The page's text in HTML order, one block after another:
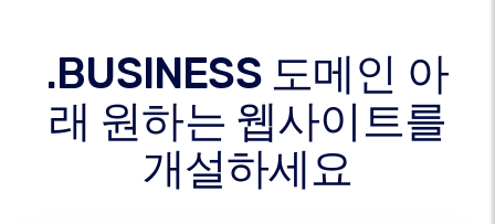
.BUSINESS 도메인 아
래 원하는 웹사이트를
개설하세요